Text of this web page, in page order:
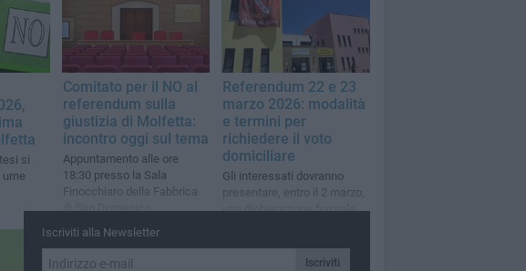
si
Comitato per il NO al
referendum sulla
giustizia di Molfetta:
incontro oggi sul tema
Appuntamento alle ore
18:30 presso la Sala
Finocchiaro della Fabbrica
di San Domenico
Referendum 22 e 23
marzo 2026: modalità
e termini per
richiedere il voto
domiciliare
Gli interessati dovranno
presentare, entro il 2 marzo,
una dichiarazione formale
Iscriviti alla Newsletter
Iscriviti